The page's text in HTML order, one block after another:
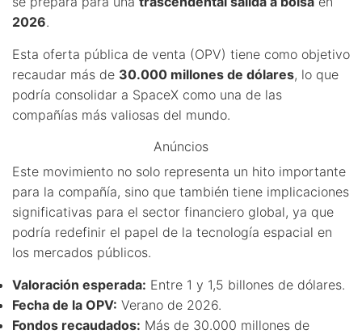
2026.
Esta oferta pública de venta (OPV) tiene como objetivo
recaudar más de 30.000 millones de dólares, lo que
podría consolidar a SpaceX como una de las
compañías más valiosas del mundo.
Anúncios
Este movimiento no solo representa un hito importante
para la compañía, sino que también tiene implicaciones
significativas para el sector financiero global, ya que
podría redefinir el papel de la tecnología espacial en
los mercados públicos.
Valoración esperada: Entre 1 y 1,5 billones de dólares.
Fecha de la OPV: Verano de 2026.
Fondos recaudados: Más de 30.000 millones de